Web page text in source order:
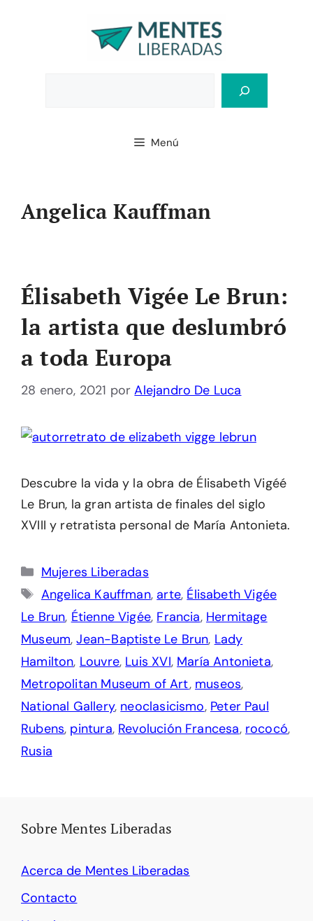
Menú
Angelica Kauffman
Élisabeth Vigée Le Brun:
la artista que deslumbró
a toda Europa
28 enero, 2021 porAlejandro De Luca
Descubre la vida y la obra de Élisabeth Vigéé
Le Brun, la gran artista de finales del siglo
XVIII y retratista personal de María Antonieta.
Categorías
Mujeres Liberadas
Etiquetas
Angelica Kauffman, arte, Élisabeth Vigée
Le Brun, Étienne Vigée, Francia, Hermitage
Museum,Jean-Baptiste Le Brun, Lady
Hamilton, Louvre, Luis XVI, María Antonieta,
Metropolitan Museum of Art, museos,
National Gallery, neoclasicismo, Peter Paul
Rubens, pintura, Revolución Francesa, rococó,
Rusia
Sobre Mentes Liberadas
Acerca de Mentes Liberadas
Contacto